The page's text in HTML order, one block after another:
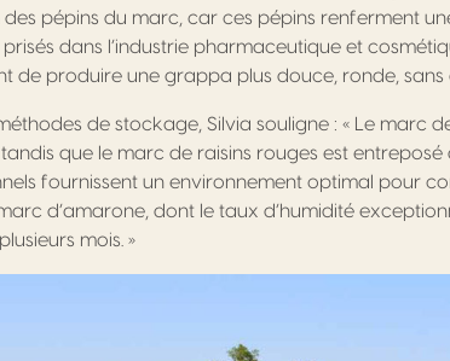
pépins du marc, car ces pépins renferment
dans l’industrie pharmaceutique et
de produire une grappa plus douce, ronde, sans
de stockage, Silvia souligne : « Le marc
que le marc de raisins rouges est entreposé
fournissent un environnement optimal pour
d’amarone, dont le taux d’humidité
mois. »